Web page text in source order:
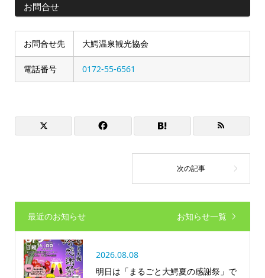
お問合せ
お問合せ先 大鰐温泉観光協会
電話番号 0172-55-6561
最近のお知らせ お知らせ一覧
2026.08.08
明日は「まるごと大鰐夏の感謝祭」で